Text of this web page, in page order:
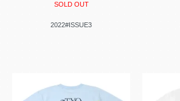
SOLD OUT
2022#ISSUE3